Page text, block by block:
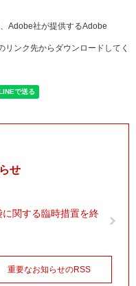
Adobe社が提供するAdobe
ンク先からダウンロードしてく
せ
関する臨時措置を終
重要なお知らせのRSS